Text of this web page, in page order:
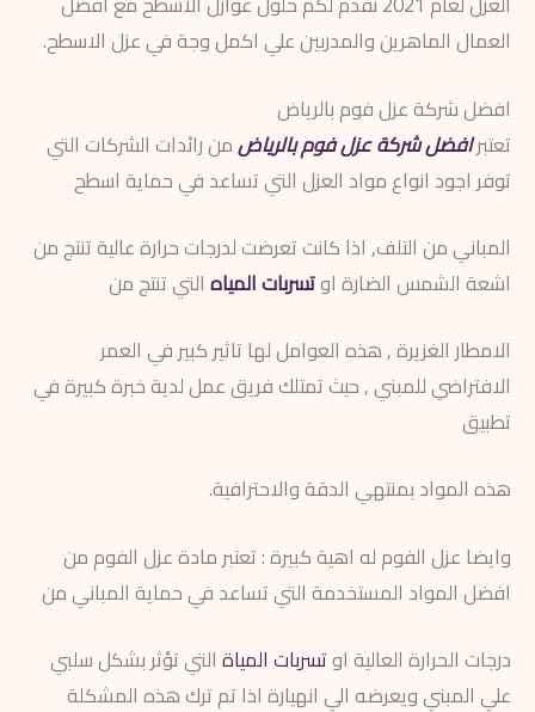
العمال الماهرين والمدربين علي اكمل وجة في عزل الاسطح.
افضل شركة عزل فوم بالرياض
تعتبرافضل شركة عزل فوم بالرياضمن رائدات الشركات التي
توفر اجود انواع مواد العزل التي تساعد في حماية اسطح
المباني من التلف, اذا كانت تعرضت لدرجات حرارة عالية تنتج من
اشعة الشمس الضارة اوتسربات المياه التي تنتج من
الامطار الغزيرة , هذه العوامل لها تاثير كبير في العمر
الافتراضي للمبني , حيث تمتلك فريق عمل لدية خبرة كبيرة في
تطبيق
هذه المواد بمنتهي الدقة والاحترافية.
وايضا عزل الفوم له اهية كبيرة : تعتبر مادة عزل الفوم من
افضل المواد المستخدمة التي تساعد في حماية المباني من
درجات الحرارة العالية اوتسربات المياة التي تؤثر بشكل سلبي
علي المبني ويعرضه الي انهيارة اذا تم ترك هذه المشكلة